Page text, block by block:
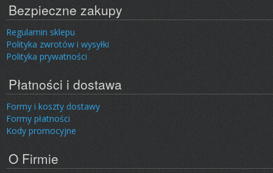
Bezpieczne zakupy
Regulamin sklepu
Polityka zwrotów i wysyłki
Polityka prywatności
Płatności i dostawa
Formy i koszty dostawy
Formy płatności
Kody promocyjne
O Firmie